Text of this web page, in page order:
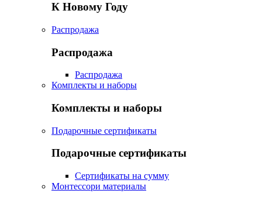
К Новому Году
Распродажа
Распродажа
Распродажа
Комплекты и наборы
Комплекты и наборы
Подарочные сертификаты
Подарочные сертификаты
Сертификаты на сумму
Монтессори материалы